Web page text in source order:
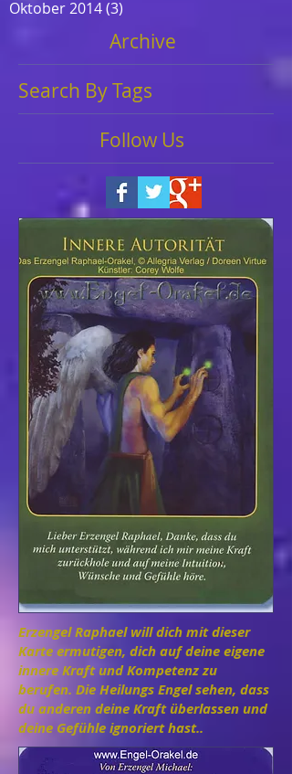
Archive
Search By Tags
Follow Us
Erzengel Raphael will dich mit dieser
Karte ermutigen, dich auf deine eigene
innere Kraft und Kompetenz zu
berufen. Die Heilungs Engel sehen, dass
du anderen deine Kraft überlassen und
deine Gefühle ignoriert hast..
Oktober 2014(3)